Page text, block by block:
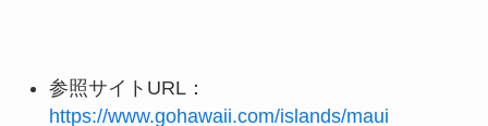
参照サイトURL：
https://www.gohawaii.com/islands/maui